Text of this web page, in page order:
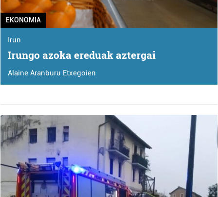
EKONOMIA
Irun
Irungo azoka ereduak aztergai
Alaine Aranburu Etxegoien